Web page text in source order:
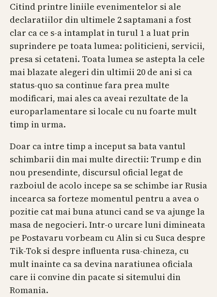
Citind printre liniile evenimentelor si ale
declaratiilor din ultimele 2 saptamani a fost
clar ca ce s-a intamplat in turul 1 a luat prin
suprindere pe toata lumea: politicieni, servicii,
presa si cetateni. Toata lumea se astepta la cele
mai blazate alegeri din ultimii 20 de ani si ca
status-quo sa continue fara prea multe
modificari, mai ales ca aveai rezultate de la
europarlamentare si locale cu nu foarte mult
timp in urma.
Doar ca intre timp a inceput sa bata vantul
schimbarii din mai multe directii: Trump e din
nou presendinte, discursul oficial legat de
razboiul de acolo incepe sa se schimbe iar Rusia
incearca sa forteze momentul pentru a avea o
pozitie cat mai buna atunci cand se va ajunge la
masa de negocieri. Intr-o urcare luni dimineata
pe Postavaru vorbeam cu Alin si cu Suca despre
Tik-Tok si despre influenta rusa-chineza, cu
mult inainte ca sa devina naratiunea oficiala
care ii convine din pacate si sitemului din
Romania.